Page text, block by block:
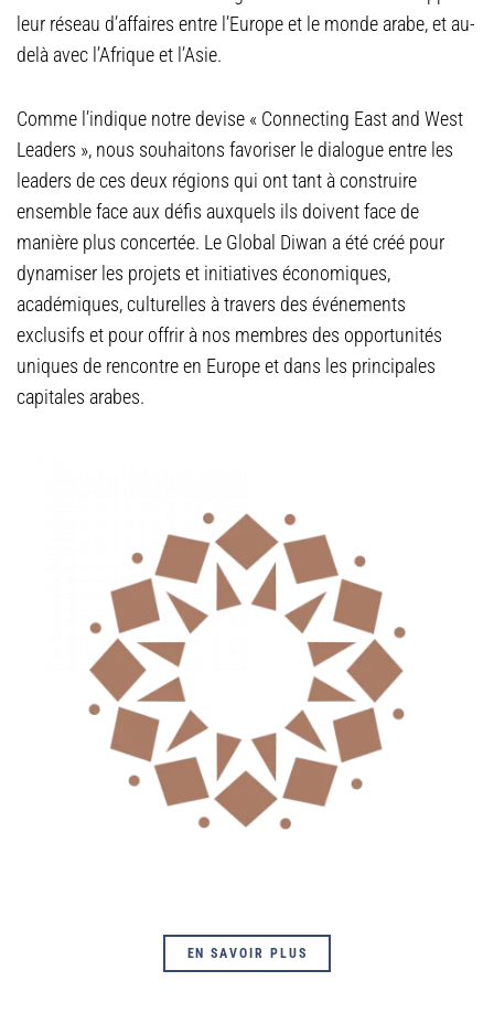
leur réseau d’affaires entre l’Europe et le monde arabe, et au-
delà avec l’Afrique et l’Asie.
Comme l’indique notre devise « Connecting East and West
Leaders », nous souhaitons favoriser le dialogue entre les
leaders de ces deux régions qui ont tant à construire
ensemble face aux défis auxquels ils doivent face de
manière plus concertée. Le Global Diwan a été créé pour
dynamiser les projets et initiatives économiques,
académiques, culturelles à travers des événements
exclusifs et pour offrir à nos membres des opportunités
uniques de rencontre en Europe et dans les principales
capitales arabes.
EN SAVOIR PLUS